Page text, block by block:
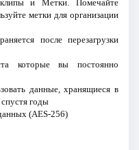
и Метки. Помечайте
метки для организации
после перезагрузки
которые вы постоянно
данные, хранящиеся в
годы
(AES-256)